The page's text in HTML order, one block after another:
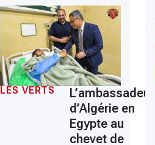
LES VERTS
L’ambassadeur
d’Algérie en
Egypte au
chevet de